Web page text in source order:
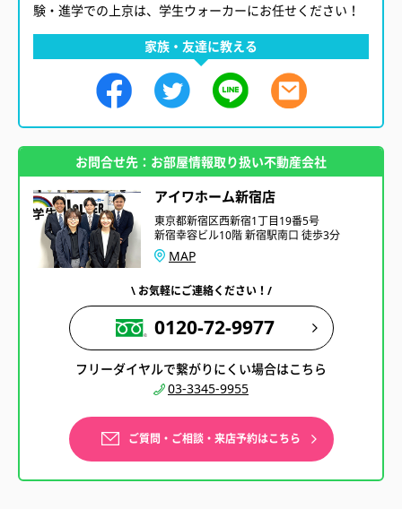
家族・友達に教える
験・進学での上京は、学生ウォーカーにお任せください！
お問合せ先：お部屋情報取り扱い不動産会社
アイワホーム新宿店
東京都新宿区西新宿1丁目19番5号
新宿幸容ビル10階 新宿駅南口 徒歩3分
MAP
\ お気軽にご連絡ください！/
0120-72-9977
フリーダイヤルで繋がりにくい場合はこちら
03-3345-9955
ご質問・ご相談・来店予約はこちら